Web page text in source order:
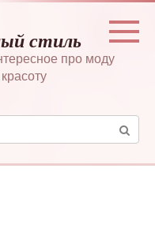
стиль
про моду